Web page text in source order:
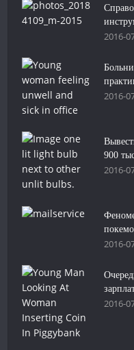
2016-
2016-
900
2016-
2016-
2016-